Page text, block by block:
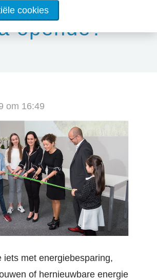
opende?
om 16:49
iets met energiebesparing,
of hernieuwbare energie
cookies